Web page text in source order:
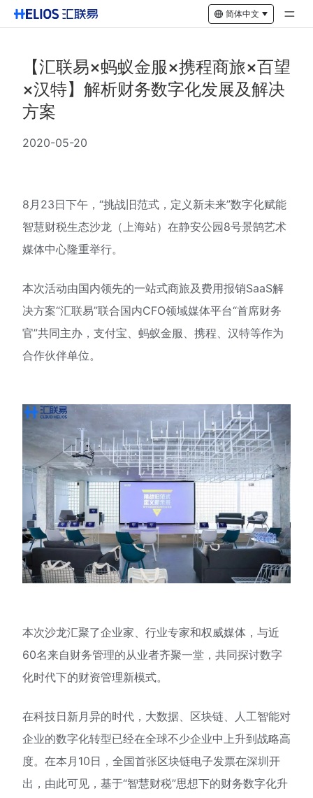
简体中文
【汇联易×蚂蚁金服×携程商旅×百望
×汉特】解析财务数字化发展及解决
方案
2020-05-20
8月23日下午，“挑战旧范式，定义新未来”数字化赋能
智慧财税生态沙龙（上海站）在静安公园8号景鹄艺术
媒体中心隆重举行。
本次活动由国内领先的一站式商旅及费用报销SaaS解
决方案“汇联易”联合国内CFO领域媒体平台“首席财务
官”共同主办，支付宝、蚂蚁金服、携程、汉特等作为
合作伙伴单位。
本次沙龙汇聚了企业家、行业专家和权威媒体，与近
60名来自财务管理的从业者齐聚一堂，共同探讨数字
化时代下的财资管理新模式。
在科技日新月异的时代，大数据、区块链、人工智能对
企业的数字化转型已经在全球不少企业中上升到战略高
度。在本月10日，全国首张区块链电子发票在深圳开
出，由此可见，基于“智慧财税”思想下的财务数字化升